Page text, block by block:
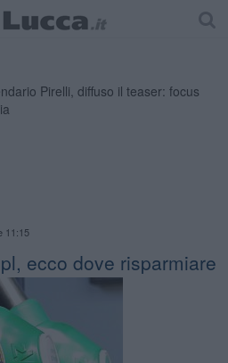
11:15
ecco dove risparmiare